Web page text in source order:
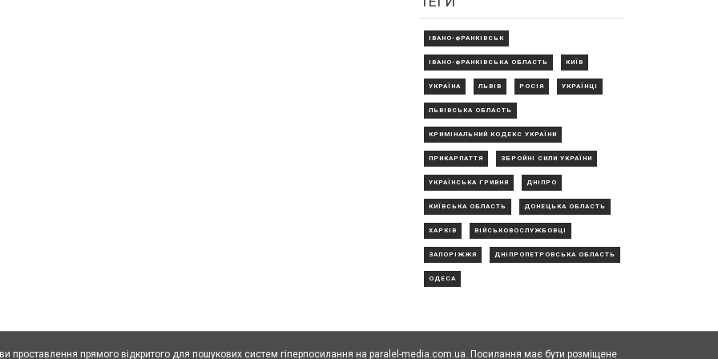
ІВАНО-ФРАНКІВСЬК
ІВАНО-ФРАНКІВСЬКА ОБЛАСТЬ КИЇВ
УКРАЇНА ЛЬВІВ РОСІЯ УКРАЇНЦІ
ЛЬВІВСЬКА ОБЛАСТЬ
КРИМІНАЛЬНИЙ КОДЕКС УКРАЇНИ
ПРИКАРПАТТЯ ЗБРОЙНІ СИЛИ УКРАЇНИ
УКРАЇНСЬКА ГРИВНЯ ДНІПРО
КИЇВСЬКА ОБЛАСТЬ ДОНЕЦЬКА ОБЛАСТЬ
ХАРКІВ ВІЙСЬКОВОСЛУЖБОВЦІ
ЗАПОРІЖЖЯ ДНІПРОПЕТРОВСЬКА ОБЛАСТЬ
ОДЕСА
проставлення прямого відкритого для пошукових систем гіперпосилання на paralel-media.com.ua. Посилання має бути розміщене